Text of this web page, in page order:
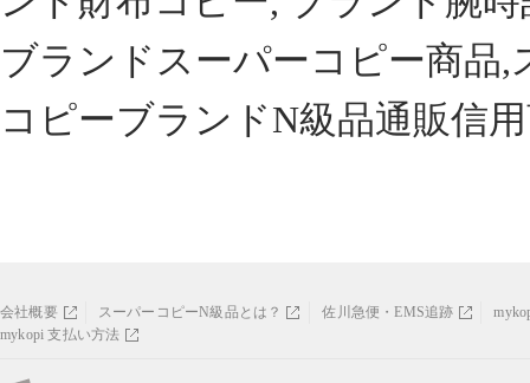
ブランドスーパーコピー商品
コピーブランドN級品通販信
会社概要 スーパーコピーN級品とは？ 佐川急便・EMS追跡
mykopi 支払い方法